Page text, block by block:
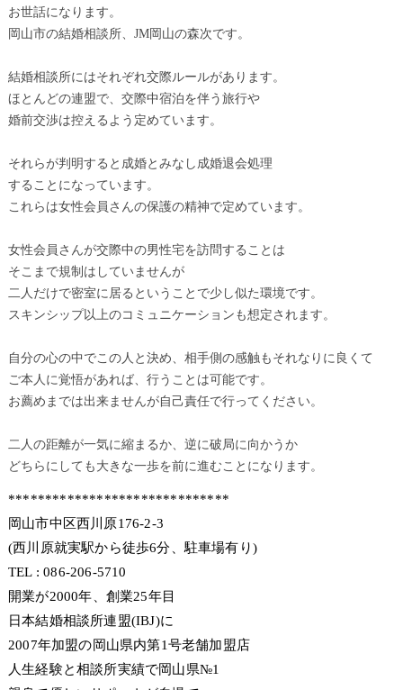
お世話になります。
岡山市の結婚相談所、JM岡山の森次です。
結婚相談所にはそれぞれ交際ルールがあります。
ほとんどの連盟で、交際中宿泊を伴う旅行や
婚前交渉は控えるよう定めています。
それらが判明すると成婚とみなし成婚退会処理
することになっています。
これらは女性会員さんの保護の精神で定めています。
女性会員さんが交際中の男性宅を訪問することは
そこまで規制はしていませんが
二人だけで密室に居るということで少し似た環境です。
スキンシップ以上のコミュニケーションも想定されます。
自分の心の中でこの人と決め、相手側の感触もそれなりに良くて
ご本人に覚悟があれば、行うことは可能です。
お薦めまでは出来ませんが自己責任で行ってください。
二人の距離が一気に縮まるか、逆に破局に向かうか
どちらにしても大きな一歩を前に進むことになります。
******************************
岡山市中区西川原176-2-3
(西川原就実駅から徒歩6分、駐車場有り)
TEL : 086-206-5710
開業が2000年、創業25年目
日本結婚相談所連盟(IBJ)に
2007年加盟の岡山県内第1号老舗加盟店
人生経験と相談所実績で岡山県№1